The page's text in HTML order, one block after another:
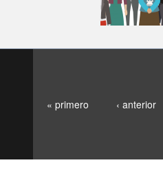
« primero ‹ anterior